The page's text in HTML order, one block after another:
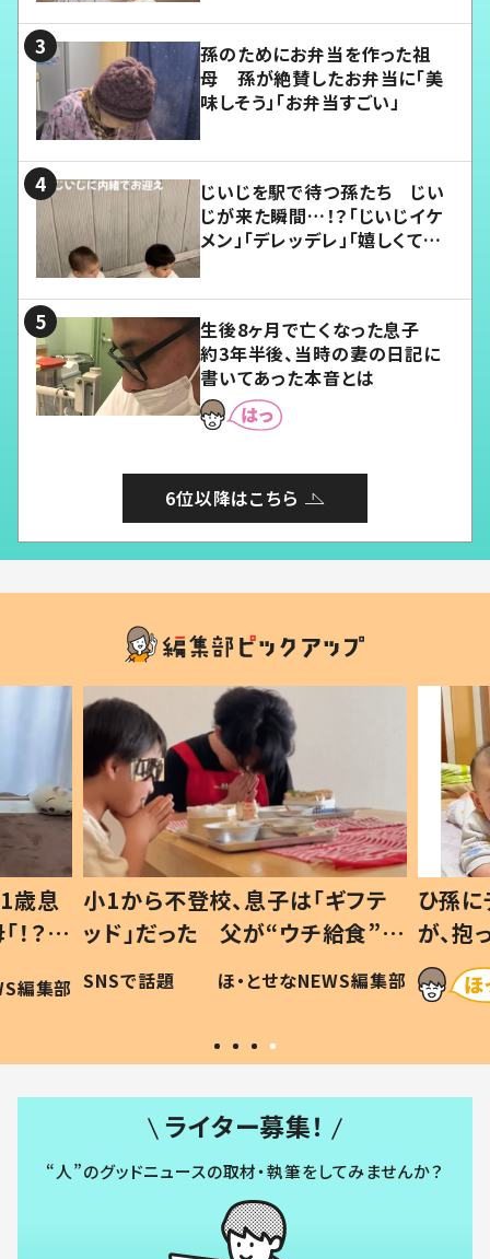
孫のためにお弁当を作った祖
母 孫が絶賛したお弁当に「美
味しそう」「お弁当すごい」
じいじを駅で待つ孫たち じい
じが来た瞬間…！？「じいじイケ
メン」「デレッデレ」「嬉しくて可
生後8ヶ月で亡くなった息子
約3年半後、当時の妻の日記に
書いてあった本音とは
6位以降はこちら
歳息
？」
編集部
小1から不登校、息子は「ギフテ
ッド」だった 父が“ウチ給食”を
作り続ける理由とは #令和の親
#令和の子
SNSで話題 ほ・とせなNEWS編集部
ひ孫
が、
「涙が
い」
ライター募集！
“人”のグッドニュースの取材・執筆をしてみませんか？